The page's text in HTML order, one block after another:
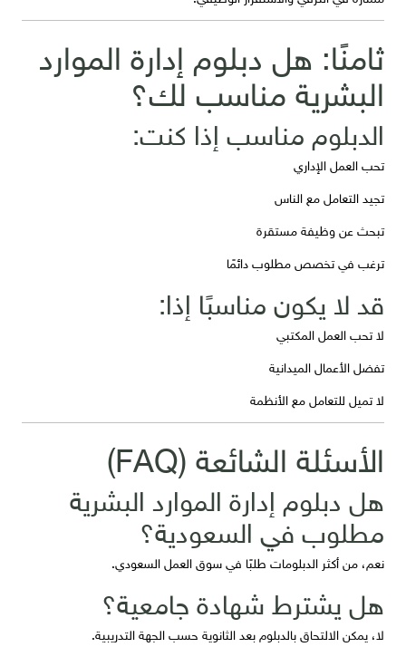
ثامنًا: هل دبلوم إدارة الموارد
البشرية مناسب لك؟
الدبلوم مناسب إذا كنت:
تحب العمل الإداري
تجيد التعامل مع الناس
تبحث عن وظيفة مستقرة
ترغب في تخصص مطلوب دائمًا
قد لا يكون مناسبًا إذا:
لا تحب العمل المكتبي
تفضل الأعمال الميدانية
لا تميل للتعامل مع الأنظمة
الأسئلة الشائعة (FAQ)
هل دبلوم إدارة الموارد البشرية
مطلوب في السعودية؟
نعم، من أكثر الدبلومات طلبًا في سوق العمل السعودي.
هل يشترط شهادة جامعية؟
لا، يمكن الالتحاق بالدبلوم بعد الثانوية حسب الجهة التدريبية.